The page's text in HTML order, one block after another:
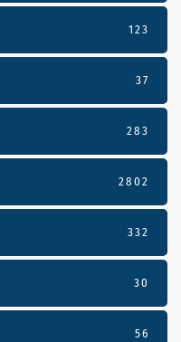
123
37
283
2802
332
30
56